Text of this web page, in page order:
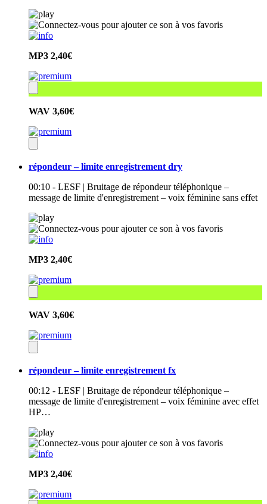
MP3 2,40€
WAV 3,60€
répondeur – limite enregistrement dry
00:10 - LESF | Bruitage de répondeur téléphonique –
message de limite d'enregistrement – voix féminine sans effet
MP3 2,40€
WAV 3,60€
répondeur – limite enregistrement fx
00:12 - LESF | Bruitage de répondeur téléphonique –
message de limite d'enregistrement – voix féminine avec effet
HP…
MP3 2,40€